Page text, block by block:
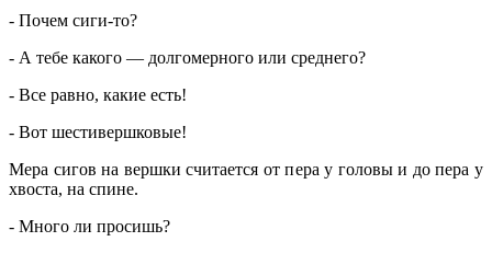
‑ Почем сиги-то?
‑ А тебе какого — долгомерного или среднего?
‑ Все равно, какие есть!
‑ Вот шестивершковые!
Мера сигов на вершки считается от пера у головы и до пера у
хвоста, на спине.
‑ Много ли просишь?